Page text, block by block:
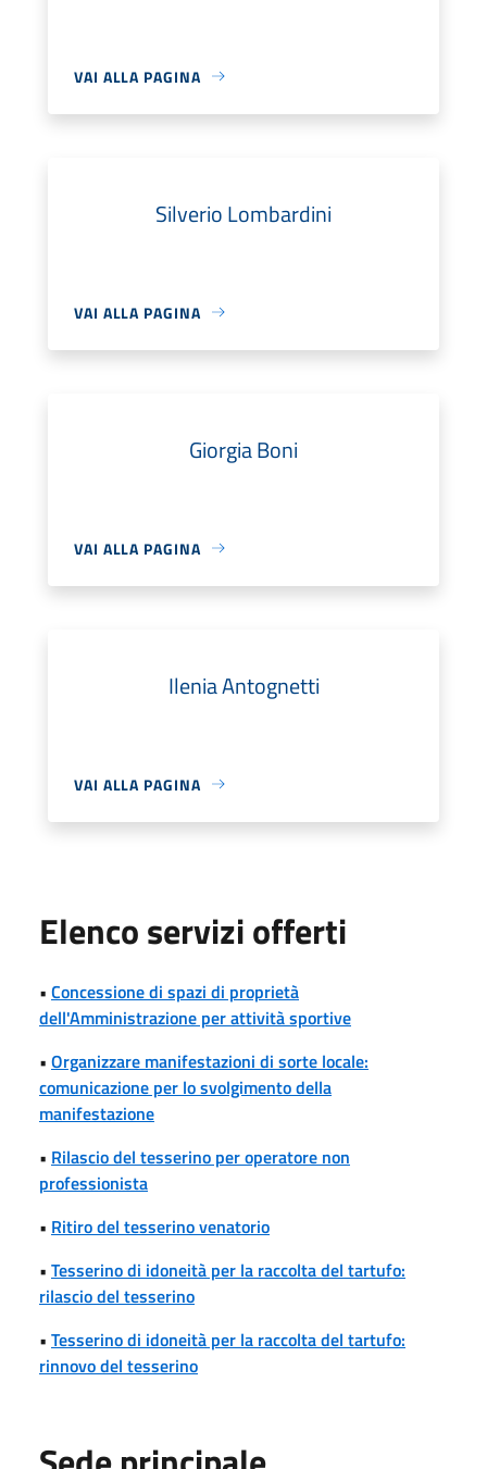
VAI ALLA PAGINA
Silverio Lombardini
VAI ALLA PAGINA
Giorgia Boni
VAI ALLA PAGINA
Ilenia Antognetti
VAI ALLA PAGINA
Elenco servizi offerti
• Concessione di spazi di proprietà
dell'Amministrazione per attività sportive
• Organizzare manifestazioni di sorte locale:
comunicazione per lo svolgimento della
manifestazione
• Rilascio del tesserino per operatore non
professionista
• Ritiro del tesserino venatorio
• Tesserino di idoneità per la raccolta del tartufo:
rilascio del tesserino
• Tesserino di idoneità per la raccolta del tartufo:
rinnovo del tesserino